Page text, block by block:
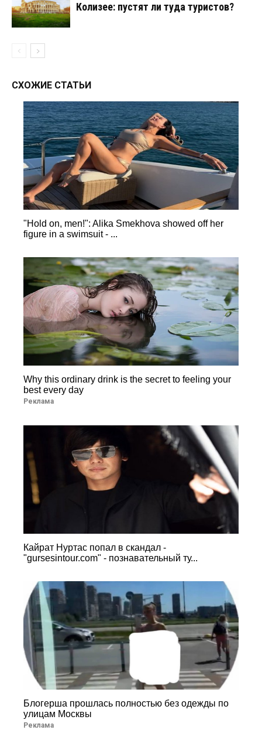
Колизее: пустят ли туда туристов?
СХОЖИЕ СТАТЬИ
"Hold on, men!": Alika Smekhova showed off her
figure in a swimsuit - ...
Why this ordinary drink is the secret to feeling your
best every day
Реклама
Кайрат Нуртас попал в скандал -
"gursesintour.com" - познавательный ту...
Блогерша прошлась полностью без одежды по
улицам Москвы
Реклама